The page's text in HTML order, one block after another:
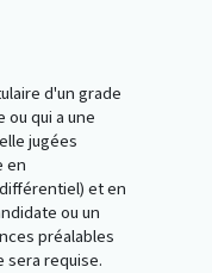
d'un grade
qui a une
jugées
en
et en
ou un
préalables
sera requise.